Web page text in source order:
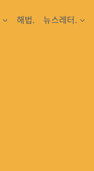
해법. 뉴스레터.